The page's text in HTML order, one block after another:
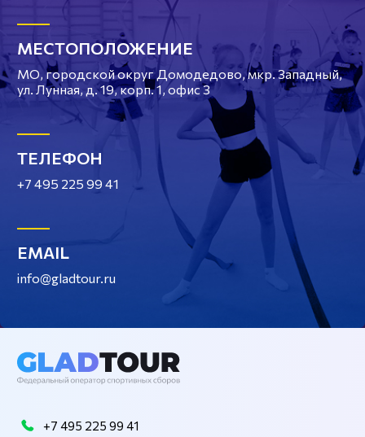
МЕСТОПОЛОЖЕНИЕ
МО, городской округ Домодедово, мкр. Западный,
ул. Лунная, д. 19, корп. 1, офис 3
ТЕЛЕФОН
+7 495 225 99 41
EMAIL
info@gladtour.ru
+7 495 225 99 41